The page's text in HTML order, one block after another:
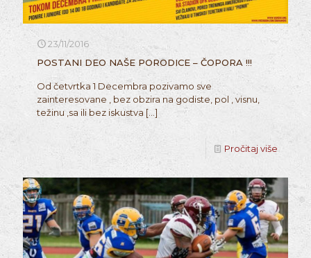
23/11/2016
POSTANI DEO NAŠE PORODICE – ČOPORA !!!
Od četvrtka 1 Decembra pozivamo sve
zainteresovane , bez obzira na godiste, pol , visnu,
težinu ,sa ili bez iskustva […]
Pročitaj više